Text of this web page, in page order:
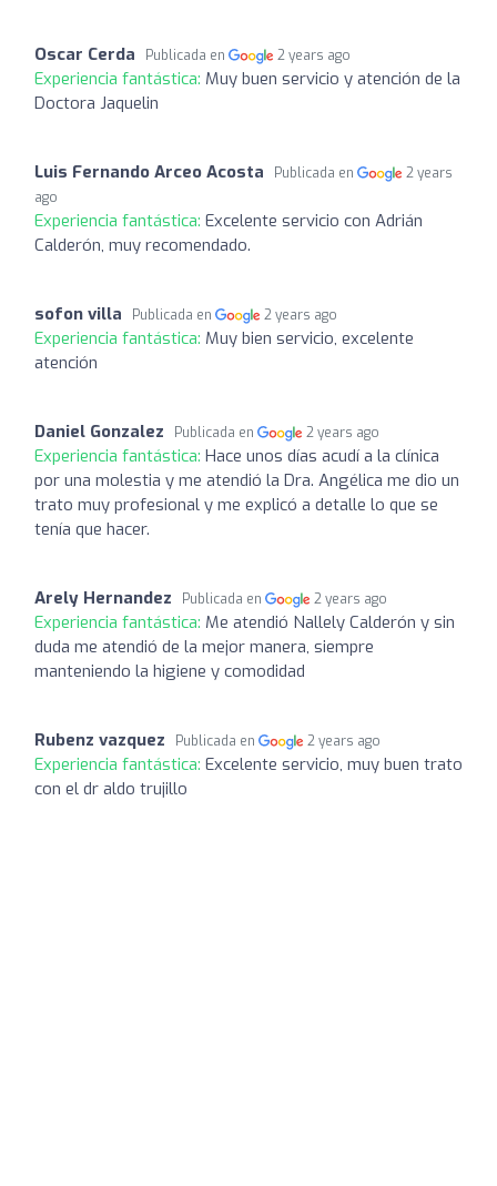
Oscar Cerda Publicada en 2 years ago
Experiencia fantástica: Muy buen servicio y atención de la
Doctora Jaquelin
Luis Fernando Arceo Acosta Publicada en
2 years
ago
Experiencia fantástica: Excelente servicio con Adrián
Calderón, muy recomendado.
sofon villa Publicada en 2 years ago
Experiencia fantástica: Muy bien servicio, excelente
atención
Daniel Gonzalez Publicada en 2 years ago
Experiencia fantástica: Hace unos días acudí a la clínica
por una molestia y me atendió la Dra. Angélica me dio un
trato muy profesional y me explicó a detalle lo que se
tenía que hacer.
Arely Hernandez Publicada en 2 years ago
Experiencia fantástica: Me atendió Nallely Calderón y sin
duda me atendió de la mejor manera, siempre
manteniendo la higiene y comodidad
Rubenz vazquez Publicada en 2 years ago
Experiencia fantástica: Excelente servicio, muy buen trato
con el dr aldo trujillo